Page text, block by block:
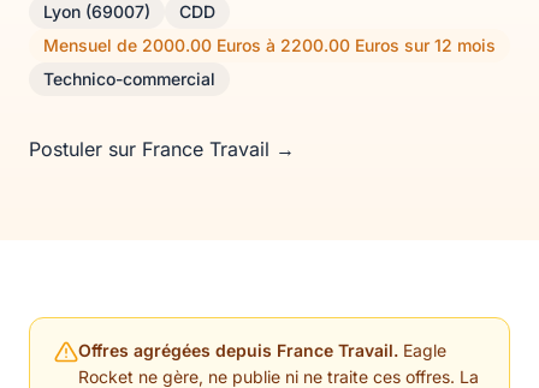
Lyon (69007)
CDD
Mensuel de 2000.00 Euros à 2200.00 Euros sur 12 mois
Technico-commercial
Postuler sur France Travail →
Offres agrégées depuis France Travail. Eagle
Rocket ne gère, ne publie ni ne traite ces offres. La